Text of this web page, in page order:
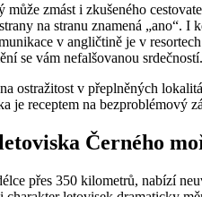
zmást i zkušeného
na stranu znamená „ano“.
v angličtině je v
se vám nefalšovanou srdečností.
ostražitost v přeplněných
je receptem na bezproblémový
Černého
přes 350 kilometrů, nabízí